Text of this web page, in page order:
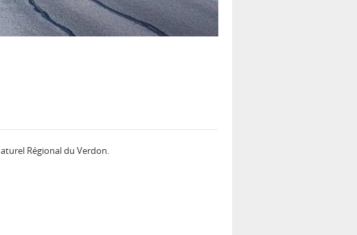
Régional du Verdon.